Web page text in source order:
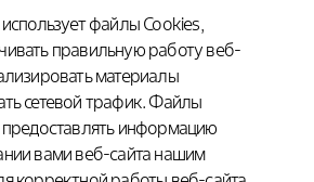
при помощи бесплатного
системы
«ЧЕСТНЫЙ ЗНАК».
файлы Cookies,
правильную работу веб-
материалы
сетевой трафик. Файлы
предоставлять информацию
вами веб-сайта нашим